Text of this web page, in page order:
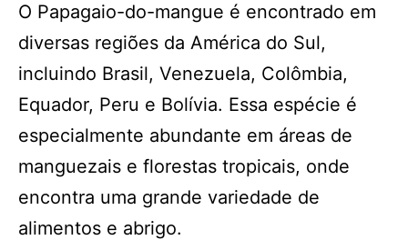
O Papagaio-do-mangue é encontrado em
diversas regiões da América do Sul,
incluindo Brasil, Venezuela, Colômbia,
Equador, Peru e Bolívia. Essa espécie é
especialmente abundante em áreas de
manguezais e florestas tropicais, onde
encontra uma grande variedade de
alimentos e abrigo.